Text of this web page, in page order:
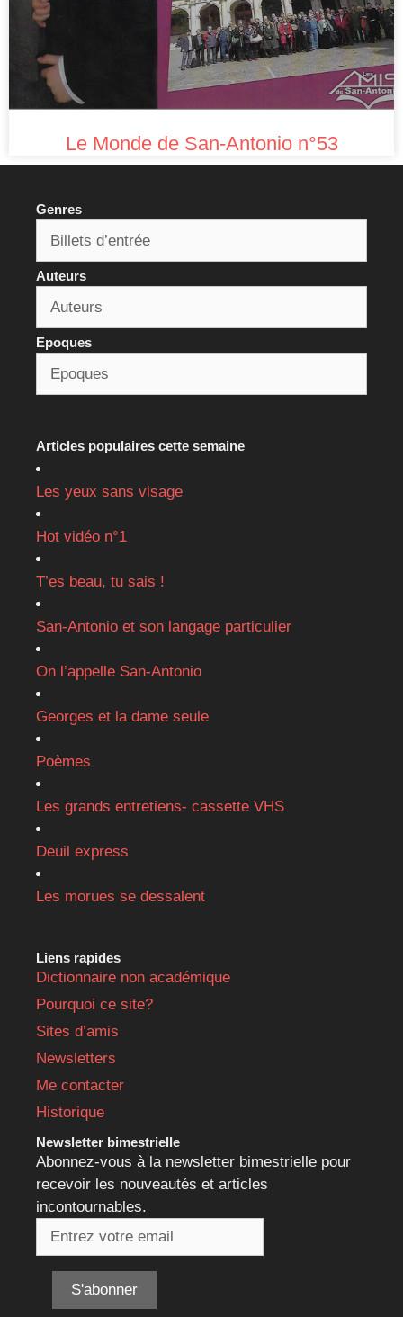
Le Monde de San-Antonio n°53
Genres
Auteurs
Epoques
Articles populaires cette semaine
Les yeux sans visage
Hot vidéo n°1
T’es beau, tu sais !
San-Antonio et son langage particulier
On l’appelle San-Antonio
Georges et la dame seule
Poèmes
Les grands entretiens- cassette VHS
Deuil express
Les morues se dessalent
Liens rapides
Dictionnaire non académique
Pourquoi ce site?
Sites d’amis
Newsletters
Me contacter
Historique
Newsletter bimestrielle
Abonnez-vous à la newsletter bimestrielle pour
recevoir les nouveautés et articles
incontournables.